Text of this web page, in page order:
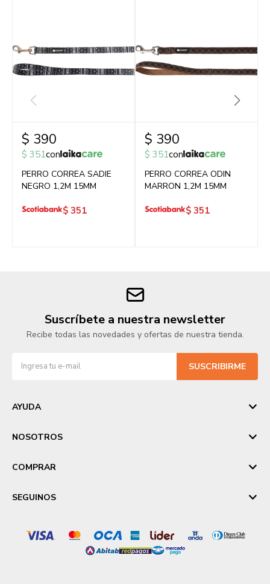
$ 390
$ 351con
PERRO CORREA SADIE
NEGRO 1,2M 15MM
$ 351
$ 390
$ 351con
PERRO CORREA ODIN
MARRON 1,2M 15MM
$ 351
Suscríbete a nuestra newsletter
Recibe todas las novedades y ofertas de nuestra tienda.
SUSCRIBIRME
AYUDA
NOSOTROS
COMPRAR
SEGUINOS